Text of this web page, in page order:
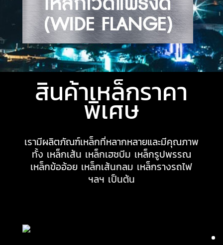
สินค้าเหล็กราคา
พิเศษ
เรามีผลิตภัณฑ์เหล็กที่หลากหลายและมีคุณภาพ
ทั้ง เหล็กเส้น เหล็กเฮชบีม เหล็กรูปพรรณ
เหล็กข้ออ้อย เหล็กเส้นกลม เหล็กรางรถไฟ
ฯลฯ เป็นต้น